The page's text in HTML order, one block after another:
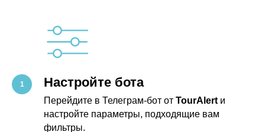
Настройте бота
Перейдите в Телеграм-бот от TourAlert и
настройте параметры, подходящие вам
фильтры.